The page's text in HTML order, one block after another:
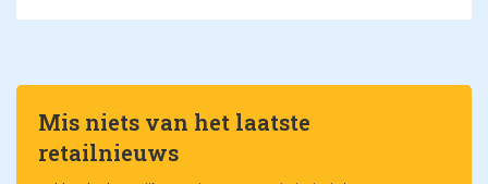
Mis niets van het laatste
retailnieuws